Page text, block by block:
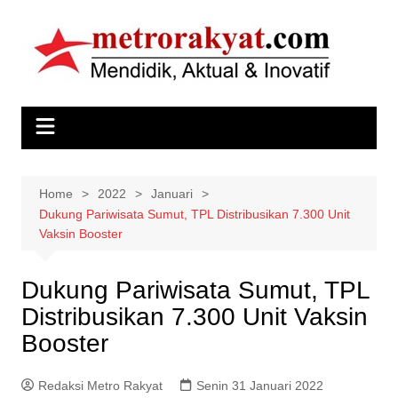
content
Home 2022
Januari
Dukung Pariwisata Sumut, TPL Distribusikan 7.300 Unit
Vaksin Booster
Dukung Pariwisata Sumut, TPL
Distribusikan 7.300 Unit Vaksin
Booster
Redaksi Metro Rakyat
Senin 31 Januari 2022